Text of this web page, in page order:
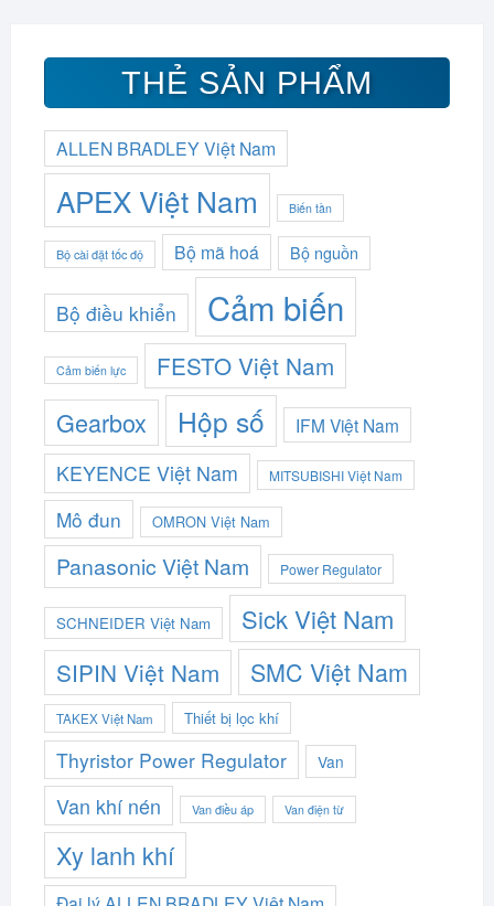
THẺ SẢN PHẨM
ALLEN BRADLEY Việt Nam
APEX Việt Nam Biến tần
Bộ cài đặt tốc độ Bộ mã hoá Bộ nguồn
Bộ điều khiển Cảm biến
Cảm biến lực FESTO Việt Nam
Gearbox Hộp số IFM Việt Nam
KEYENCE Việt Nam MITSUBISHI Việt Nam
Mô đun OMRON Việt Nam
Panasonic Việt Nam Power Regulator
SCHNEIDER Việt Nam Sick Việt Nam
SIPIN Việt Nam SMC Việt Nam
TAKEX Việt Nam Thiết bị lọc khí
Thyristor Power Regulator Van
Van khí nén Van điều áp Van điện từ
Xy lanh khí